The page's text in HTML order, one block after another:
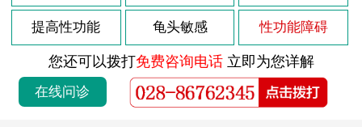
阳痿，也叫做勃起功能障碍，是男性勃起障碍的一种。很多人认为，阳痿是老年人的专利，其实不然，现在越来越多的年轻人也面临着阳痿的问题。因此，很多人会问：33岁阳痿能恢复吗？ 2026-08-02
对于有些男性朋友来说，年龄虽然不算小，但却突然出现了阳痿的情况，这对这些人来说一定是非常不舒服的。那么，针对这种情况，应该如何应对呢？ 2026-08-02
如题所问，35岁男性出现不晨勃是否正常呢？其实，晨勃是指男性早上醒来时会自然而然出现的勃起现象。这种现象是一种自发性的、无意识的反射性勃起，一般是由身体内的荷尔蒙分泌及神经反射机制所调节的。那么，35岁男性不晨勃是否正常呢？ 2026-08-02
33岁阳痿早泄是一种常见的男性性功能障碍，也是许多男性朋友经常遇到的问题之一。对于大多数男性来说，性功能障碍可能会对其自信心和身心健康产生负面影响。因此，了解如何处理这些问题对于他们来说非常重要。 2026-08-02
提高性功能 龟头敏感 性功能障碍
您还可以拨打免费咨询电话立即为您详解
在线问诊